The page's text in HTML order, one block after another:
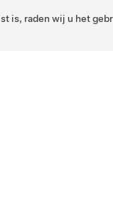
is, raden wij u het